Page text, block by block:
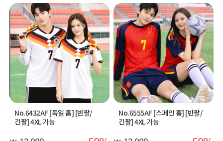
No.6432AF [독일 홈] [반팔/
긴팔] 4XL 가능
No.6555AF [스페인 홈] [반팔/
긴팔] 4XL 가능